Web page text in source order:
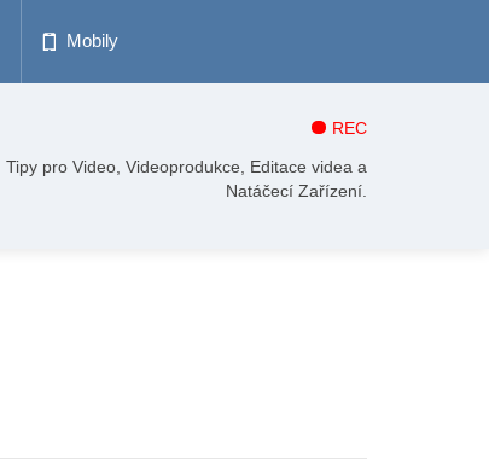
Mobily
REC
Tipy pro Video, Videoprodukce, Editace videa a
Natáčecí Zařízení.